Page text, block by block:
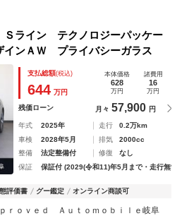
ライン テクノロジーパッケー
ンＡＷ プライバシーガラス
支払総額(税込)
644 万円
本体価格
628
万円
諸費用
16
万円
残価ローン 月々 57,900 円
年式 2025年 走行
0.2万km
車検
2028年5月 排気
2000cc
整備
法定整備付 修復
なし
保証
保証付 (2029(令和11)年5月まで・走行無
評価書 グー鑑定 オンライン商談可
ｒｏｖｅｄ Ａｕｔｏｍｏｂｉｌｅ岐阜